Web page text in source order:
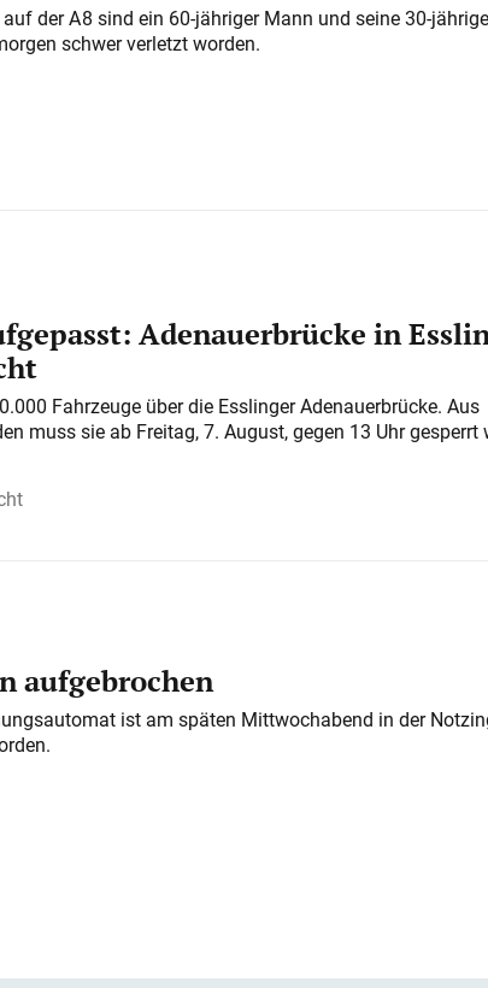
der A 8 sind ein 60-jähriger Mann und seine 30-
schwer verletzt worden.
Adenauerbrücke in
Fahrzeuge über die Esslinger Adenauerbrücke. Aus
muss sie ab Freitag, 7. August, gegen 13 Uhr gesperrt
aufgebrochen
ist am späten Mittwochabend in der